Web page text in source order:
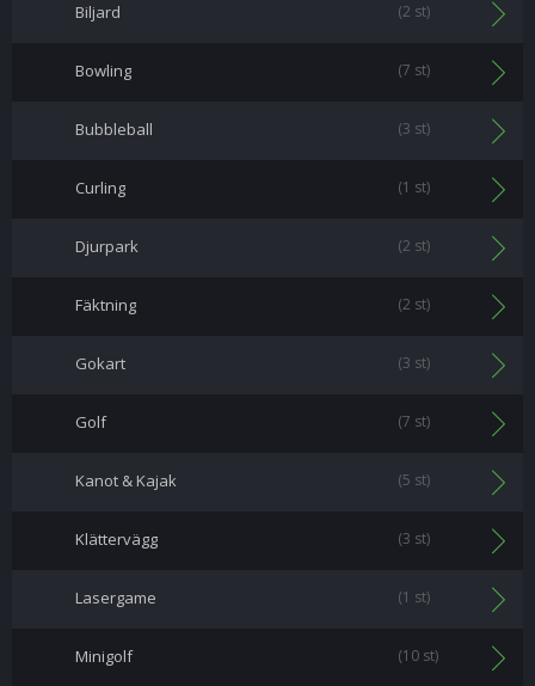
Biljard (2 st)
Bowling (7 st)
Bubbleball (3 st)
Curling (1 st)
Djurpark (2 st)
Fäktning (2 st)
Gokart (3 st)
Golf (7 st)
Kanot & Kajak (5 st)
Klättervägg (3 st)
Lasergame (1 st)
Minigolf (10 st)